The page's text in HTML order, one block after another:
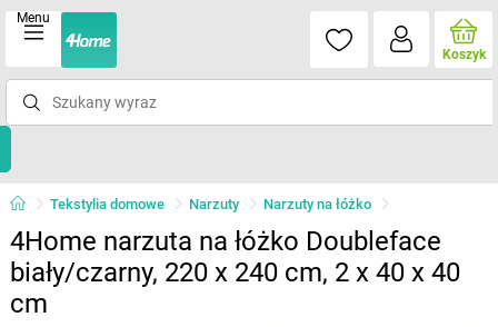
Menu
Koszyk
Tekstylia domowe Narzuty Narzuty na łóżko
4Home narzuta na łóżko Doubleface
biały/czarny, 220 x 240 cm, 2 x 40 x 40
cm